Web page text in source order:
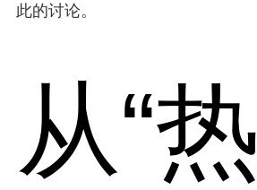
此的讨论。
从“热